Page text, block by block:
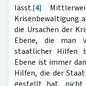
lässt.[4]
Krisenbewältigung
die Ursachen der
Ebene, die man
staatlicher Hilfen
Ebene ist immer
Hilfen, die der